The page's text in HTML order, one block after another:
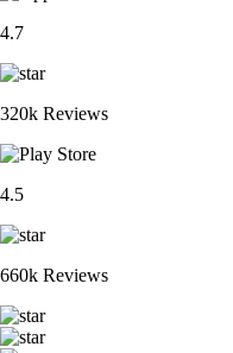
4.7
320k Reviews
4.5
660k Reviews